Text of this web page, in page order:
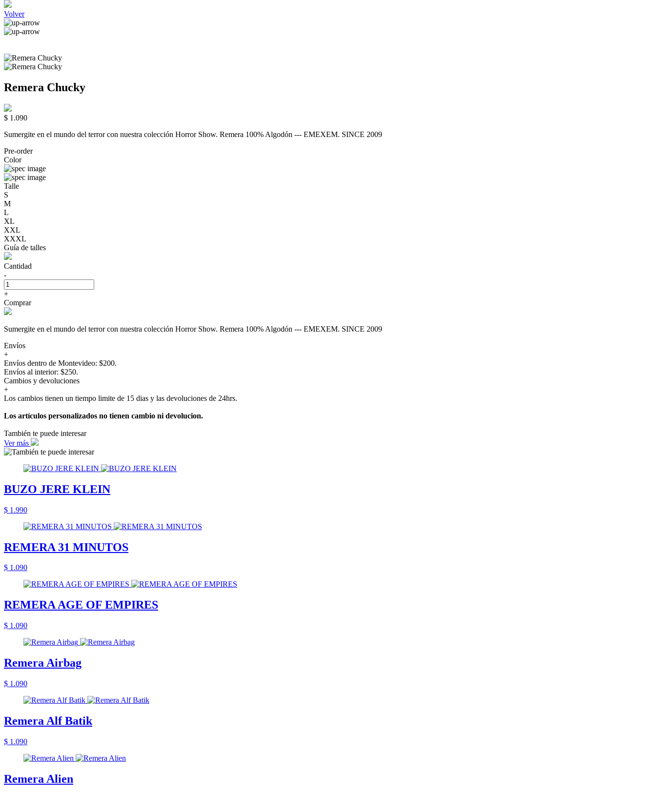
Volver
Remera Chucky
$ 1.090
Sumergite en el mundo del terror con nuestra colección Horror Show. Remera 100% Algodón --- EMEXEM. SINCE 2009
Pre-order
Color
Talle
S
M
L
XL
XXL
XXXL
Guía de talles
Cantidad
-
+
Comprar
Sumergite en el mundo del terror con nuestra colección Horror Show. Remera 100% Algodón --- EMEXEM. SINCE 2009
Envíos
+
Envíos dentro de Montevideo: $200.
Envíos al interior: $250.
Cambios y devoluciones
+
Los cambios tienen un tiempo limite de 15 dias y las devoluciones de 24hrs.
Los artículos personalizados no tienen cambio ni devolucion.
También te puede interesar
Ver más
BUZO JERE KLEIN
$ 1.990
REMERA 31 MINUTOS
$ 1.090
REMERA AGE OF EMPIRES
$ 1.090
Remera Airbag
$ 1.090
Remera Alf Batik
$ 1.090
Remera Alien